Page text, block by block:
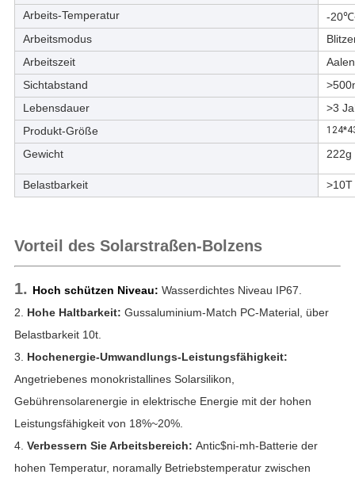
Arbeits-Temperatur
-
Arbeitsmodus
Arbeitszeit
Sichtabstand
Lebensdauer
>3
Produkt-Größe
Gewicht 222g
Belastbarkeit >10T
Vorteil des Solarstraßen-Bolzens
1. Hoch schützen Niveau: Wasserdichtes Niveau IP67.
2. Hohe Haltbarkeit: Gussaluminium-Match PC-Material, über
Belastbarkeit 10t.
3. Hochenergie-Umwandlungs-Leistungsfähigkeit:
Angetriebenes monokristallines Solarsilikon,
Gebührensolarenergie in elektrische Energie mit der hohen
Leistungsfähigkeit von 18%~20%.
4. Verbessern Sie Arbeitsbereich: Antic$ni-mh-Batterie der
hohen Temperatur, noramally Betriebstemperatur zwischen